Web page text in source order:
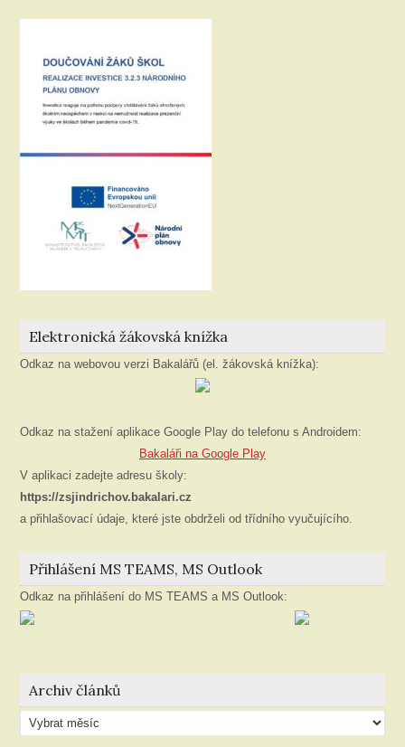
Elektronická žákovská knížka
Odkaz na webovou verzi Bakalářů (el. žákovská knížka):
Odkaz na stažení aplikace Google Play do telefonu s Androidem:
Bakaláři na Google Play
V aplikaci zadejte adresu školy:
https://zsjindrichov.bakalari.cz
a přihlašovací údaje, které jste obdrželi od třídního vyučujícího.
Přihlášení MS TEAMS, MS Outlook
Odkaz na přihlášení do MS TEAMS a MS Outlook:
Archiv článků
Archiv
článků